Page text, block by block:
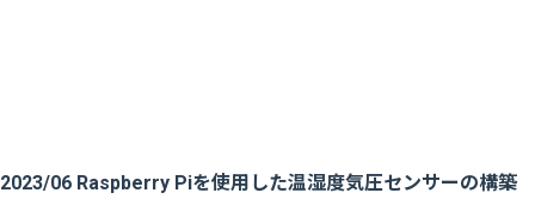
2023/06 Raspberry Piを使用した温湿度気圧センサーの構築